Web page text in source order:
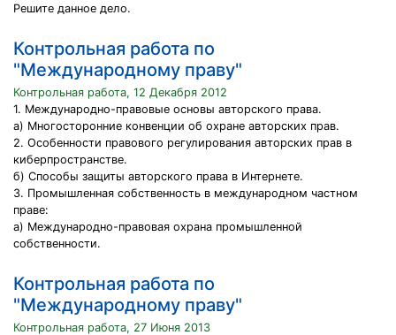
Решите данное дело.
Контрольная работа по
"Международному праву"
Контрольная работа, 12 Декабря 2012
1. Международно-правовые основы авторского права.
а) Многосторонние конвенции об охране авторских прав.
2. Особенности правового регулирования авторских прав в
киберпространстве.
б) Способы защиты авторского права в Интернете.
3. Промышленная собственность в международном частном
праве:
а) Международно-правовая охрана промышленной
собственности.
Контрольная работа по
"Международному праву"
Контрольная работа, 27 Июня 2013